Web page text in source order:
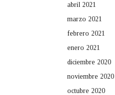
abril 2021
marzo 2021
febrero 2021
enero 2021
diciembre 2020
noviembre 2020
octubre 2020